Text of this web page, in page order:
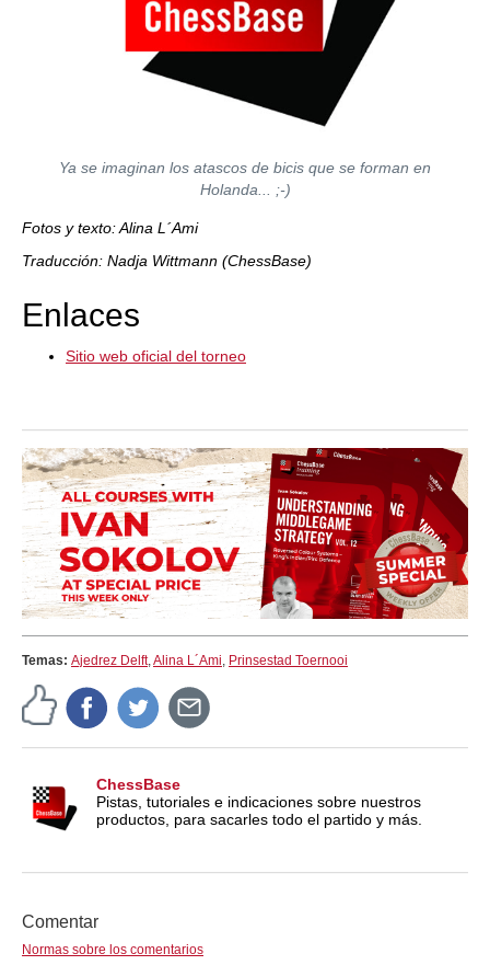
Ya se imaginan los atascos de bicis que se forman en
Holanda... ;-)
Fotos y texto: Alina L´Ami
Traducción: Nadja Wittmann (ChessBase)
Enlaces
Sitio web oficial del torneo
Temas: Ajedrez Delft,Alina L´Ami, Prinsestad Toernooi
ChessBase
Pistas, tutoriales e indicaciones sobre nuestros
productos, para sacarles todo el partido y más.
Comentar
Normas sobre los comentarios